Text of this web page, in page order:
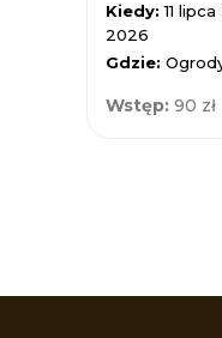
Kiedy:11
2026
Gdzie:
Wstęp: 90 zł